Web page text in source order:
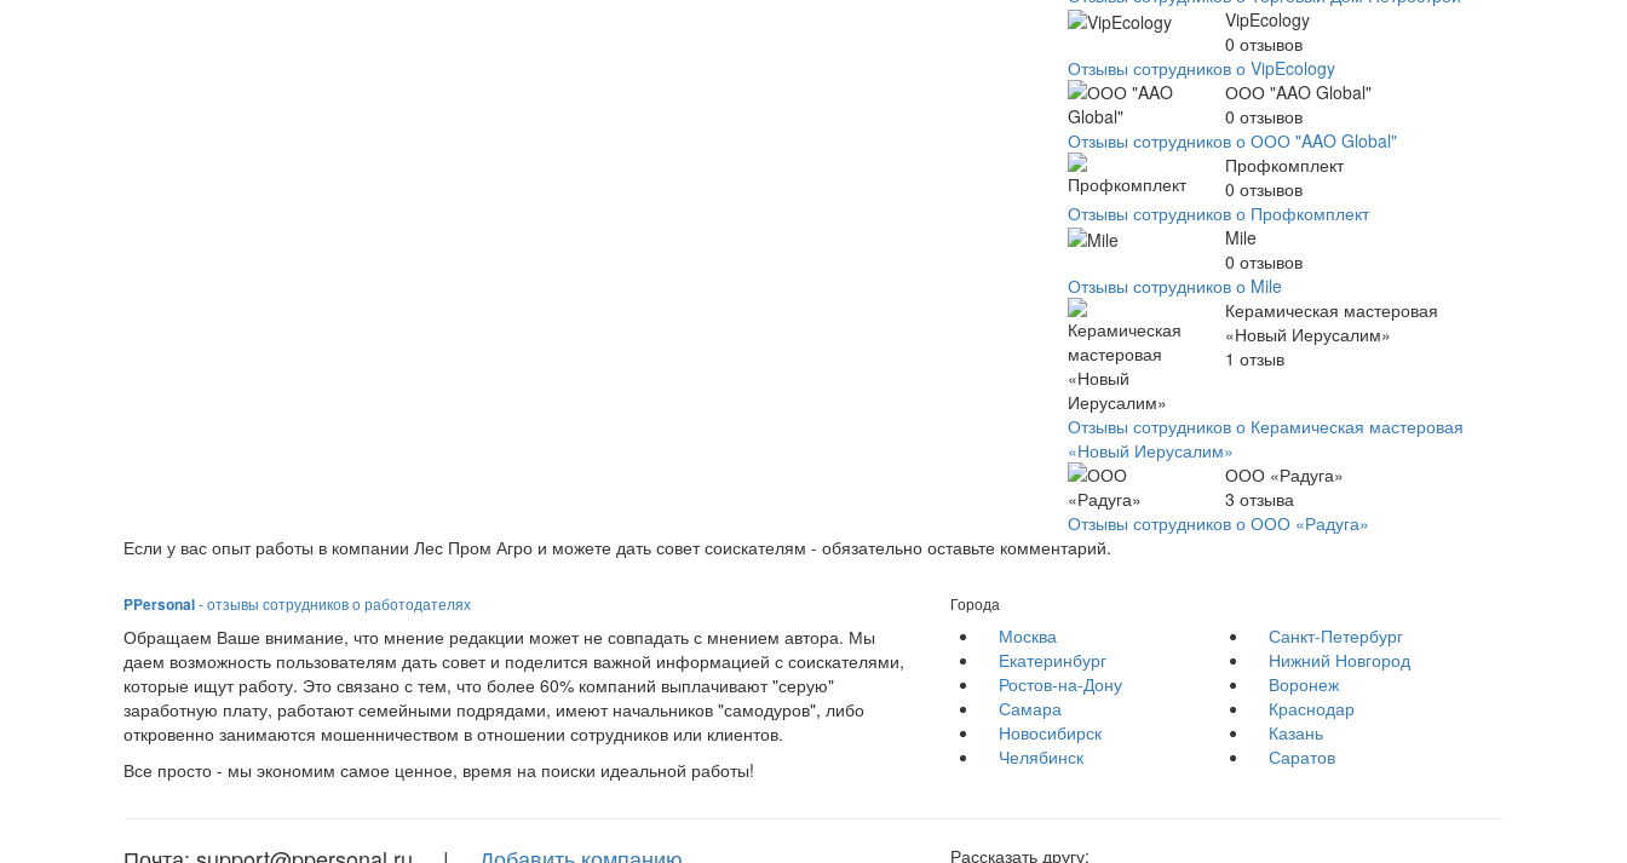
VipEcology
0 отзывов
Отзывы сотрудников о VipEcology
ООО "AAO Global"
0 отзывов
Отзывы сотрудников о ООО "AAO Global"
Профкомплект
0 отзывов
Отзывы сотрудников о Профкомплект
Mile
0 отзывов
Отзывы сотрудников о Mile
Керамическая мастеровая
«Новый Иерусалим»
1 отзыв
Отзывы сотрудников о Керамическая мастеровая
«Новый Иерусалим»
ООО «Радуга»
3 отзыва
Отзывы сотрудников о ООО «Радуга»
Если у вас опыт работы в компании Лес Пром Агро и можете дать совет соискателям - обязательно оставьте комментарий.
PPersonal- отзывы сотрудников о работодателях
Обращаем Ваше внимание, что мнение редакции может не совпадать с мнением автора. Мы
даем возможность пользователям дать совет и поделится важной информацией с соискателями,
которые ищут работу. Это связано с тем, что более 60% компаний выплачивают "серую"
заработную плату, работают семейными подрядами, имеют начальников "самодуров", либо
откровенно занимаются мошенничеством в отношении сотрудников или клиентов.
Все просто - мы экономим самое ценное, время на поиски идеальной работы!
Города
Москва
Санкт-Петербург
Екатеринбург
Нижний Новгород
Ростов-на-Дону
Воронеж
Самара
Краснодар
Новосибирск
Казань
Челябинск
Саратов
Рассказать другу: